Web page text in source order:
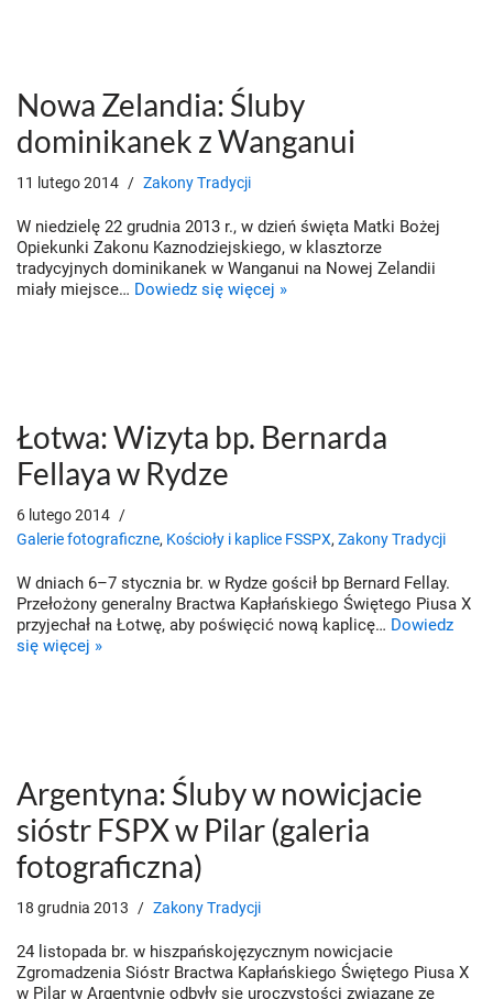
Nowa Zelandia: Śluby
dominikanek z Wanganui
11 lutego 2014 Zakony Tradycji
W niedzielę 22 grudnia 2013 r., w dzień święta Matki Bożej
Opiekunki Zakonu Kaznodziejskiego, w klasztorze
tradycyjnych dominikanek w Wanganui na Nowej Zelandii
miały miejsce… Dowiedz się więcej »
Łotwa: Wizyta bp. Bernarda
Fellaya w Rydze
6 lutego 2014
Galerie fotograficzne, Kościoły i kaplice FSSPX, Zakony Tradycji
W dniach 6–7 stycznia br. w Rydze gościł bp Bernard Fellay.
Przełożony generalny Bractwa Kapłańskiego Świętego Piusa X
przyjechał na Łotwę, aby poświęcić nową kaplicę… Dowiedz
się więcej »
Argentyna: Śluby w nowicjacie
sióstr FSPX w Pilar (galeria
fotograficzna)
18 grudnia 2013 Zakony Tradycji
24 listopada br. w hiszpańskojęzycznym nowicjacie
Zgromadzenia Sióstr Bractwa Kapłańskiego Świętego Piusa X
w Pilar w Argentynie odbyły się uroczystości związane ze